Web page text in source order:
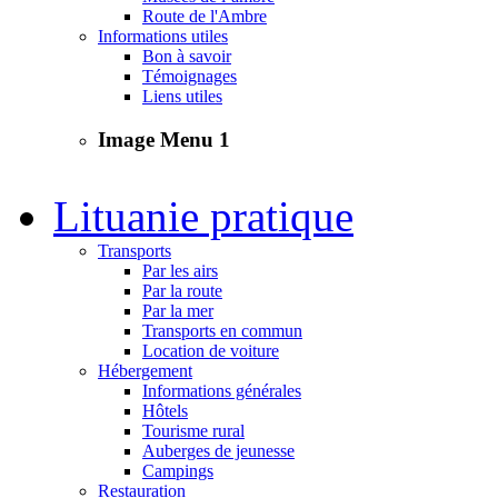
Route de l'Ambre
Informations utiles
Bon à savoir
Témoignages
Liens utiles
Image Menu 1
Lituanie pratique
Transports
Par les airs
Par la route
Par la mer
Transports en commun
Location de voiture
Hébergement
Informations générales
Hôtels
Tourisme rural
Auberges de jeunesse
Campings
Restauration